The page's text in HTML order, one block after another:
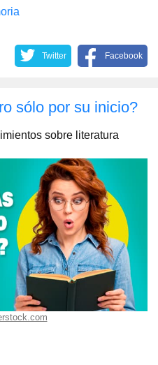
Twitter Facebook
sólo por su inicio?
sobre literatura